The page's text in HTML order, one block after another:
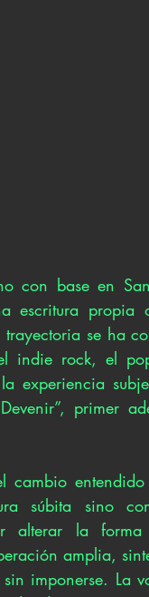
con base en
escritura propia
se ha
indie rock, el
experiencia
súbita sino
alterar la
amplia,
imponerse. La